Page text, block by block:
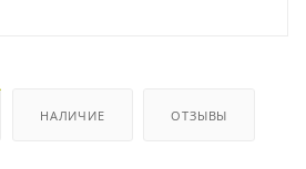
НАЛИЧИЕ ОТЗЫВЫ